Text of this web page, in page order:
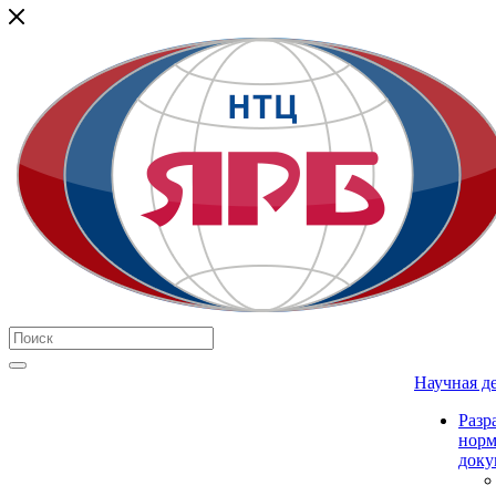
Научная